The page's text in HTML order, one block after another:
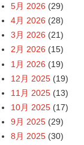
5月 2026 (29)
4月 2026 (28)
3月 2026 (21)
2月 2026 (15)
1月 2026 (19)
12月 2025 (19)
11月 2025 (13)
10月 2025 (17)
9月 2025 (29)
8月 2025 (30)